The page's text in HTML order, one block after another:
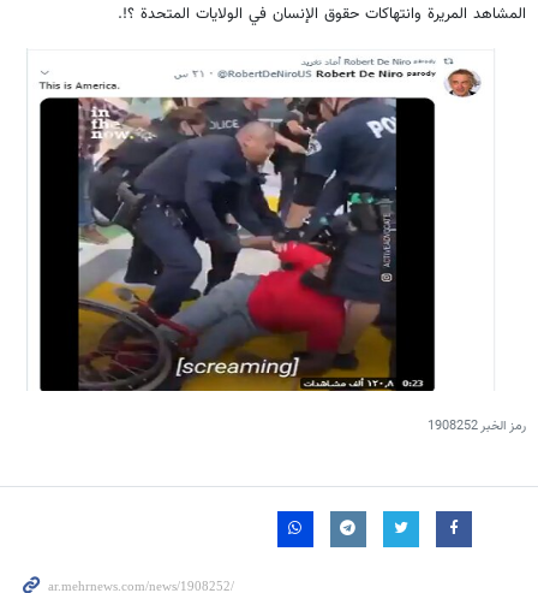
المشاهد المريرة وانتهاكات حقوق الإنسان في الولايات المتحدة ؟!.
رمز الخبر1908252